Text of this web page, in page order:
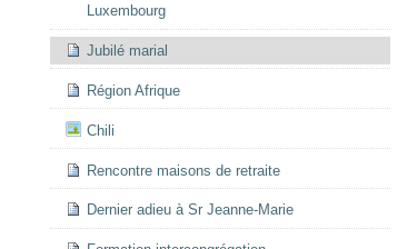
Luxembourg
Jubilé marial
Région Afrique
Chili
Rencontre maisons de retraite
Dernier adieu à Sr Jeanne-Marie